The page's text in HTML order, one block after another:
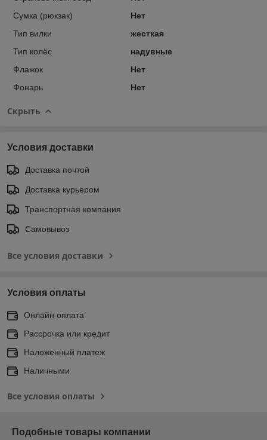
Сумка (рюкзак)
Нет
Тип вилки
жесткая
Тип колёс
надувные
Флажок
Нет
Фонарь
Нет
Скрыть
Условия доставки
Доставка почтой
Доставка курьером
Транспортная компания
Самовывоз
Все условия доставки
Условия оплаты
Онлайн оплата
Рассрочка или кредит
Наложенный платеж
Наличными
Все условия оплаты
Подобные товары компании